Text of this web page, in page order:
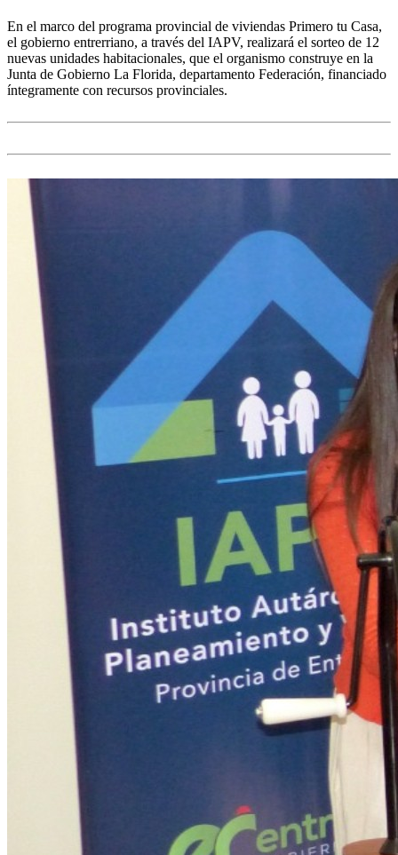
En el marco del programa provincial de viviendas Primero tu Casa,
el gobierno entrerriano, a través del IAPV, realizará el sorteo de 12
nuevas unidades habitacionales, que el organismo construye en la
Junta de Gobierno La Florida, departamento Federación, financiado
íntegramente con recursos provinciales.